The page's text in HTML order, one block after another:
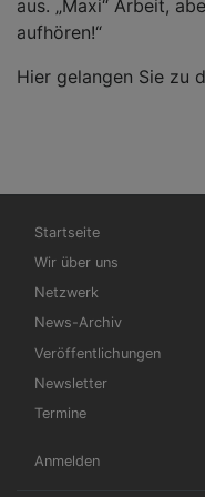
aus. „Maxi“ Arbeit,
aufhören!“
Hier gelangen Sie zu
Hauptnavigation
Startseite
Wir über uns
Netzwerk
News-Archiv
Veröffentlichungen
Newsletter
Termine
Benutzermenü
Anmelden